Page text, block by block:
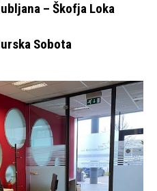
– Škofja Loka
Sobota